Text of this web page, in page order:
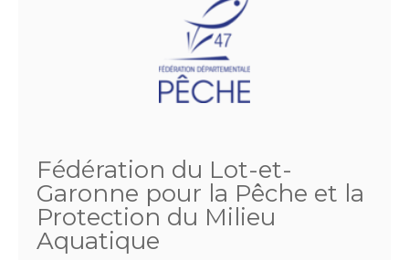
Fédération du Lot-et-
Garonne pour la Pêche et la
Protection du Milieu
Aquatique